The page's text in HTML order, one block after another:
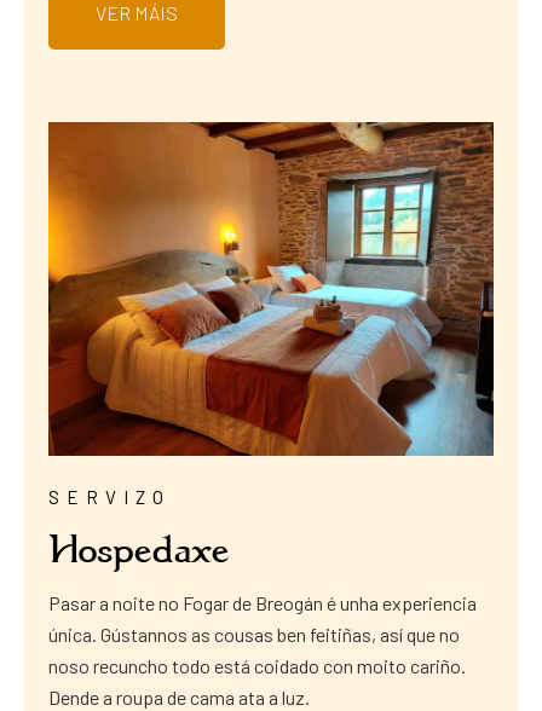
VER MÁIS
SERVIZO
Hospedaxe
Pasar a noite no Fogar de Breogán é unha experiencia
única. Gústannos as cousas ben feitiñas, así que no
noso recuncho todo está coidado con moito cariño.
Dende a roupa de cama ata a luz.